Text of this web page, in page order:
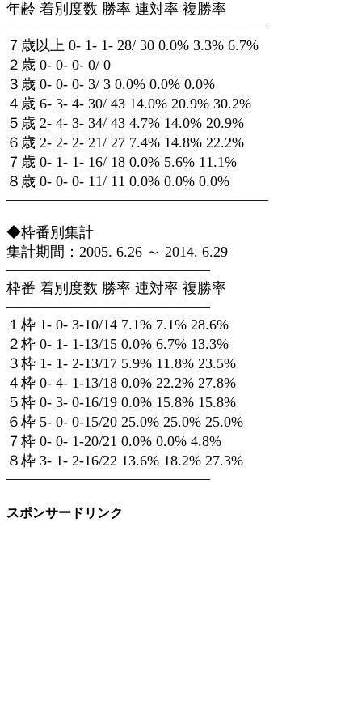
年齢 着別度数 勝率 連対率 複勝率
——————————————————
７歳以上 0- 1- 1- 28/ 30 0.0% 3.3% 6.7%
２歳 0- 0- 0- 0/ 0
３歳 0- 0- 0- 3/ 3 0.0% 0.0% 0.0%
４歳 6- 3- 4- 30/ 43 14.0% 20.9% 30.2%
５歳 2- 4- 3- 34/ 43 4.7% 14.0% 20.9%
６歳 2- 2- 2- 21/ 27 7.4% 14.8% 22.2%
７歳 0- 1- 1- 16/ 18 0.0% 5.6% 11.1%
８歳 0- 0- 0- 11/ 11 0.0% 0.0% 0.0%
——————————————————
◆枠番別集計
集計期間：2005. 6.26 ～ 2014. 6.29
——————————————
枠番 着別度数 勝率 連対率 複勝率
——————————————
１枠 1- 0- 3-10/14 7.1% 7.1% 28.6%
２枠 0- 1- 1-13/15 0.0% 6.7% 13.3%
３枠 1- 1- 2-13/17 5.9% 11.8% 23.5%
４枠 0- 4- 1-13/18 0.0% 22.2% 27.8%
５枠 0- 3- 0-16/19 0.0% 15.8% 15.8%
６枠 5- 0- 0-15/20 25.0% 25.0% 25.0%
７枠 0- 0- 1-20/21 0.0% 0.0% 4.8%
８枠 3- 1- 2-16/22 13.6% 18.2% 27.3%
——————————————
スポンサードリンク